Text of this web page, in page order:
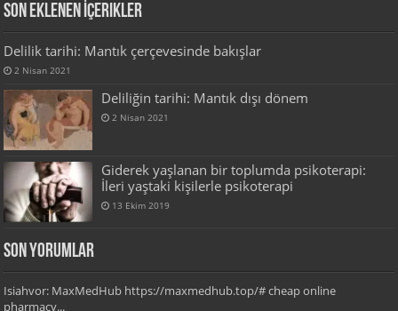
Son Eklenen İçerikler
Delilik tarihi: Mantık çerçevesinde bakışlar
2 Nisan 2021
Deliliğin tarihi: Mantık dışı dönem
2 Nisan 2021
Giderek yaşlanan bir toplumda psikoterapi:
İleri yaştaki kişilerle psikoterapi
13 Ekim 2019
Son Yorumlar
Isiahvor: MaxMedHub https://maxmedhub.top/# cheap online
pharmacy...